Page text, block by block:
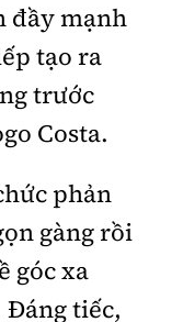
đầy mạnh
tạo ra
trước
Costa.
phản
gàng rồi
góc xa
tiếc,